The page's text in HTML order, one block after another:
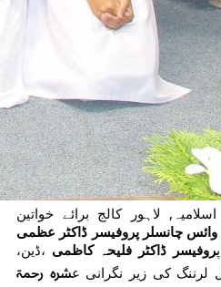
علوم اسلامیہ, لاہور کالج برائے خواتین
وائس چانسلر پروفیسر ڈاکٹر عظمی
روفیسر ڈاکٹر فلیحہ کاظمی ،ڈین،
لرننگ کی زیر نگرانی عشرہ رحمۃ